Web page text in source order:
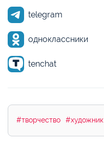
telegram
одноклассники
tenchat
#творчество #художник